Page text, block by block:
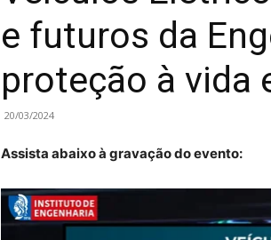
e futuros da
proteção à vida
20/03/2024
Assista abaixo à gravação do evento: